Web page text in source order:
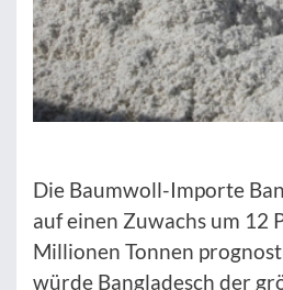
Die Baumwoll-Importe
auf einen Zuwachs um 12
Millionen Tonnen
würde Bangladesch der